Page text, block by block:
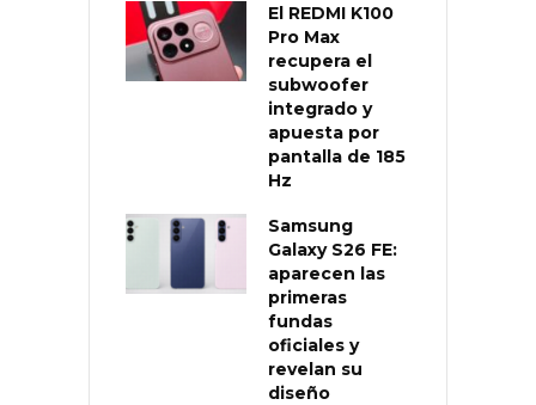
El REDMI K100
Pro Max
recupera el
subwoofer
integrado y
apuesta por
pantalla de 185
Hz
Samsung
Galaxy S26 FE:
aparecen las
primeras
fundas
oficiales y
revelan su
diseño